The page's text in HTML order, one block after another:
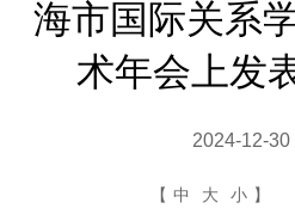
海市国际关系
术年会上发
2024-12-30
【 中 大 小 】